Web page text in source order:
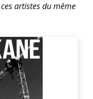
artistes du même